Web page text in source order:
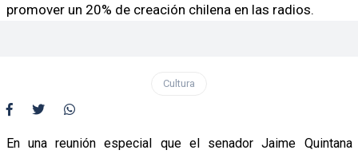
promover un 20% de creación chilena en las radios.
Cultura
En una reunión especial que el senador Jaime Quintana